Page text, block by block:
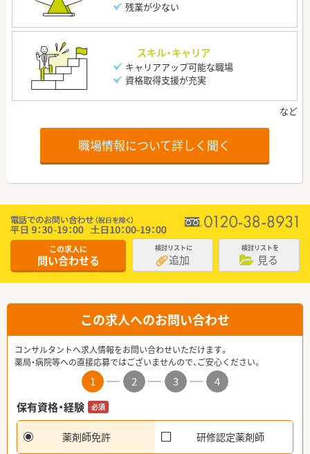
残業が少ない
スキル・キャリア
キャリアアップ可能な職場
資格取得支援が充実
職場情報について詳しく聞く
この求人に
問い合わせる
検討リストに
追加
検討リストを
見る
この求人へのお問い合わせ
コンサルタントへ求人情報をお問い合わせいただけます。
薬局・病院等への直接応募ではございませんので、ご安心ください。
1 2 3
4
保有資格・経験
必須
薬剤師免許 研修認定薬剤師